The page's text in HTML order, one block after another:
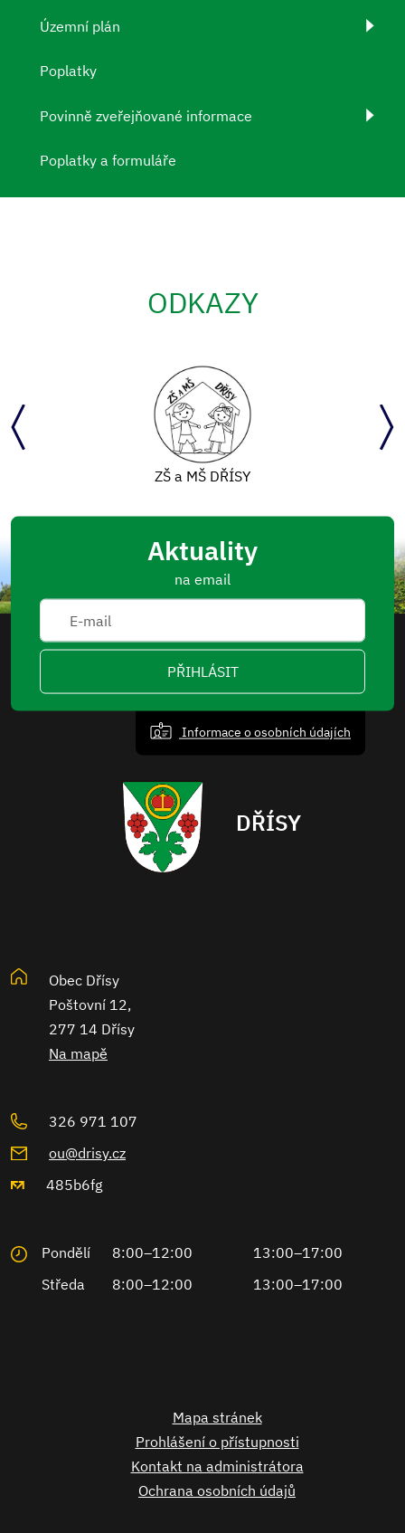
Územní plán
Poplatky
Povinně zveřejňované informace
Poplatky a formuláře
ODKAZY
ZŠ a MŠ DŘÍSY
Aktuality
na email
PŘIHLÁSIT
Informace o osobních údajích
DŘÍSY
Obec Dřísy
Poštovní 12,
277 14 Dřísy
Na mapě
326 971 107
ou@drisy.cz
485b6fg
Pondělí 8:00–12:00
13:00–17:00
Středa
8:00–12:00 13:00–17:00
Mapa stránek
Prohlášení o přístupnosti
Kontakt na administrátora
Ochrana osobních údajů